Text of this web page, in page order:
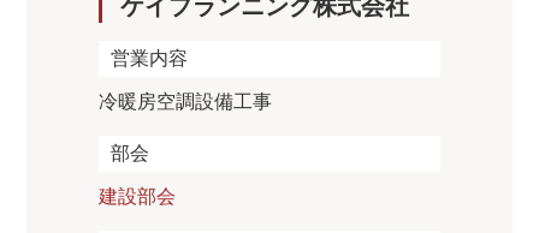
ケイプランニング株式会社
営業内容
冷暖房空調設備工事
部会
建設部会